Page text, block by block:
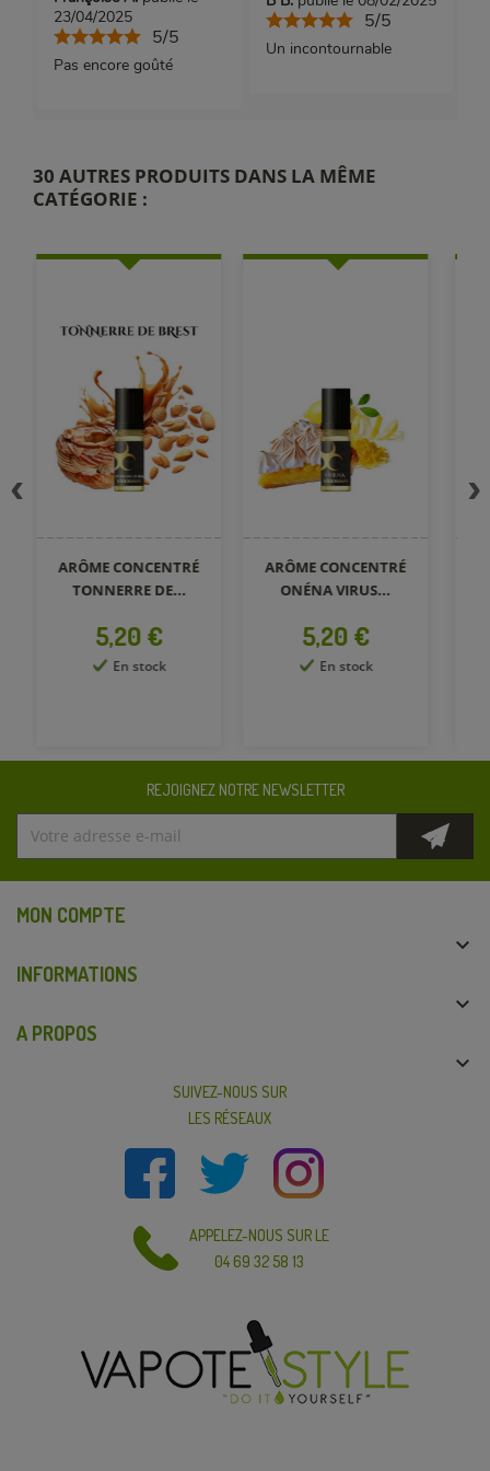
23/04/2025
5/5
Pas encore goûté
5/5
Un incontournable
30 AUTRES PRODUITS DANS LA MÊME
CATÉGORIE :
ARÔME CONCENTRÉ
TONNERRE DE...
Prix
5,20 €
En stock
ARÔME CONCENTRÉ
ONÉNA VIRUS...
Prix
5,20 €
En stock
REJOIGNEZ NOTRE NEWSLETTER
MON COMPTE

INFORMATIONS

A PROPOS

SUIVEZ-NOUS SUR
LES RÉSEAUX
APPELEZ-NOUS SUR LE
04 69 32 58 13